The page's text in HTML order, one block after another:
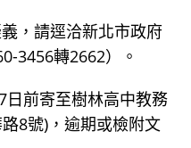
，請逕洽新北市政府
3456轉2662）。
日前寄至樹林高中教務
8號)，逾期或檢附文